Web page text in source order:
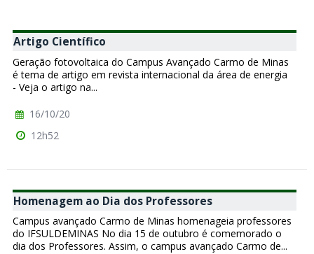
Artigo Científico
Geração fotovoltaica do Campus Avançado Carmo de Minas
é tema de artigo em revista internacional da área de energia
- Veja o artigo na...
16/10/20
12h52
Homenagem ao Dia dos Professores
Campus avançado Carmo de Minas homenageia professores
do IFSULDEMINAS No dia 15 de outubro é comemorado o
dia dos Professores. Assim, o campus avançado Carmo de...